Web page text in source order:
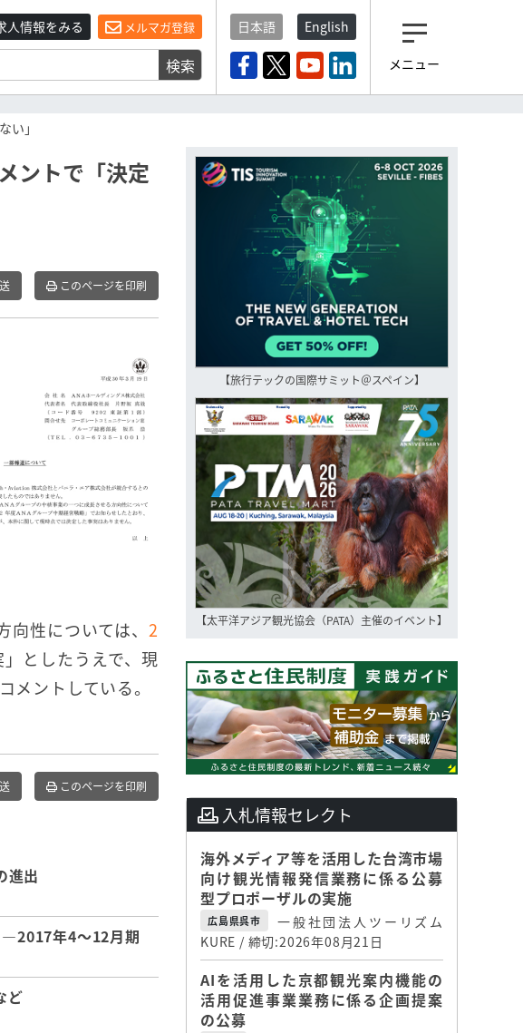
人情報をみる メルマガ登録
検索
日本語 English
メニュー
い」
ントで「決定
このページを印刷
向性については、2
としたうえで、現
ントしている。
このページを印刷
進出
―2017年4～12月期
ど
【旅行テックの国際サミット＠スペイン】
【太平洋アジア観光協会（PATA）主催のイベント】
入札情報セレクト
海外メディア等を活用した台湾市場
向け観光情報発信業務に係る公募
型プロポーザルの実施
広島県呉市
一般社団法人ツーリズム
KURE / 締切:2026年08月21日
AIを活用した京都観光案内機能の
活用促進事業業務に係る企画提案
の公募
観光産業ニュース「トラベ
登録済みですよね？
もし未だ登録していないなら…
いますぐ登録する